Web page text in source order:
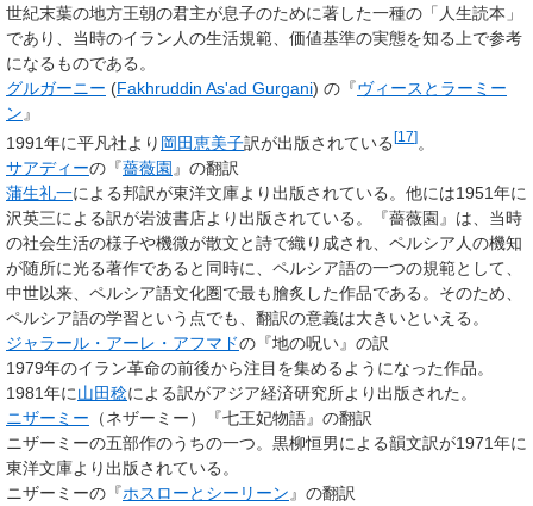
世紀末葉の地方王朝の君主が息子のために著した一種の「人生読本」
であり、当時のイラン人の生活規範、価値基準の実態を知る上で参考
になるものである。
グルガーニー (Fakhruddin As'ad Gurgani) の『ヴィースとラーミー
ン』
1991年に平凡社より 岡田恵美子訳が出版されている [17] 。
サアディーの『薔薇園 』の翻訳
蒲生礼一による邦訳が東洋文庫より出版されている。他には1951年に
沢英三による訳が岩波書店より出版されている。『薔薇園』は、当時
の社会生活の様子や機微が散文と詩で織り成され、ペルシア人の機知
が随所に光る著作であると同時に、ペルシア語の一つの規範として、
中世以来、ペルシア語文化圏で最も膾炙した作品である。そのため、
ペルシア語の学習という点でも、翻訳の意義は大きいといえる。
ジャラール・アーレ・アフマドの『地の呪い』の訳
1979年のイラン革命の前後から注目を集めるようになった作品。
1981年に山田稔による訳がアジア経済研究所より出版された。
ニザーミー （ネザーミー）『七王妃物語』の翻訳
ニザーミーの五部作のうちの一つ。黒柳恒男による韻文訳が1971年に
東洋文庫より出版されている。
ニザーミーの『ホスローとシーリーン 』の翻訳